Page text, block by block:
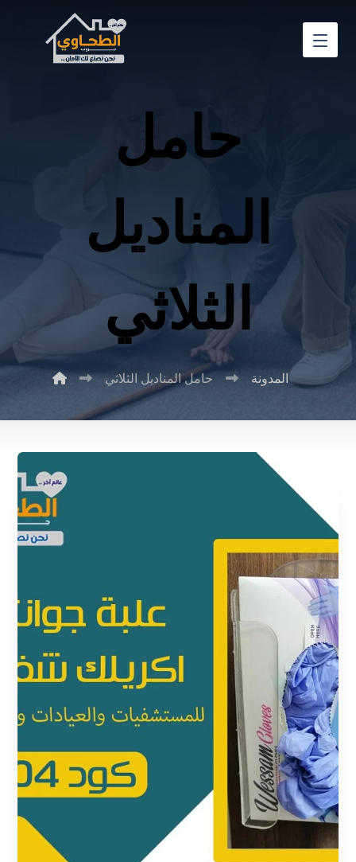
حامل
المناديل
الثلاثي
المدونة حامل المناديل الثلاثي